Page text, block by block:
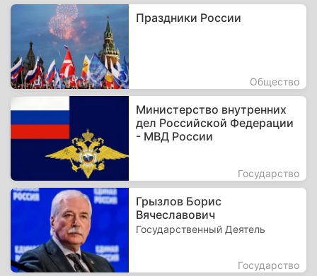
Праздники России
Общество
Министерство внутренних
дел Российской Федерации
- МВД России
Государство
Грызлов Борис
Вячеславович
Государственный Деятель
Государство